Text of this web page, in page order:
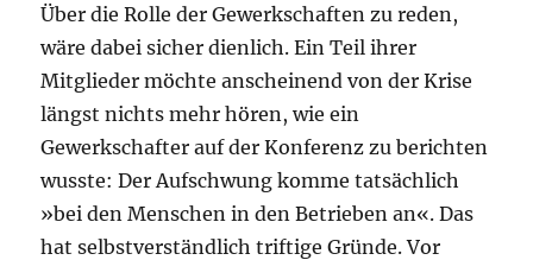
Über die Rolle der Gewerkschaften zu reden,
wäre dabei sicher dienlich. Ein Teil ihrer
Mitglieder möchte anscheinend von der Krise
längst nichts mehr hören, wie ein
Gewerkschafter auf der Konferenz zu berichten
wusste: Der Aufschwung komme tatsächlich
»bei den Menschen in den Betrieben an«. Das
hat selbstverständlich triftige Gründe. Vor